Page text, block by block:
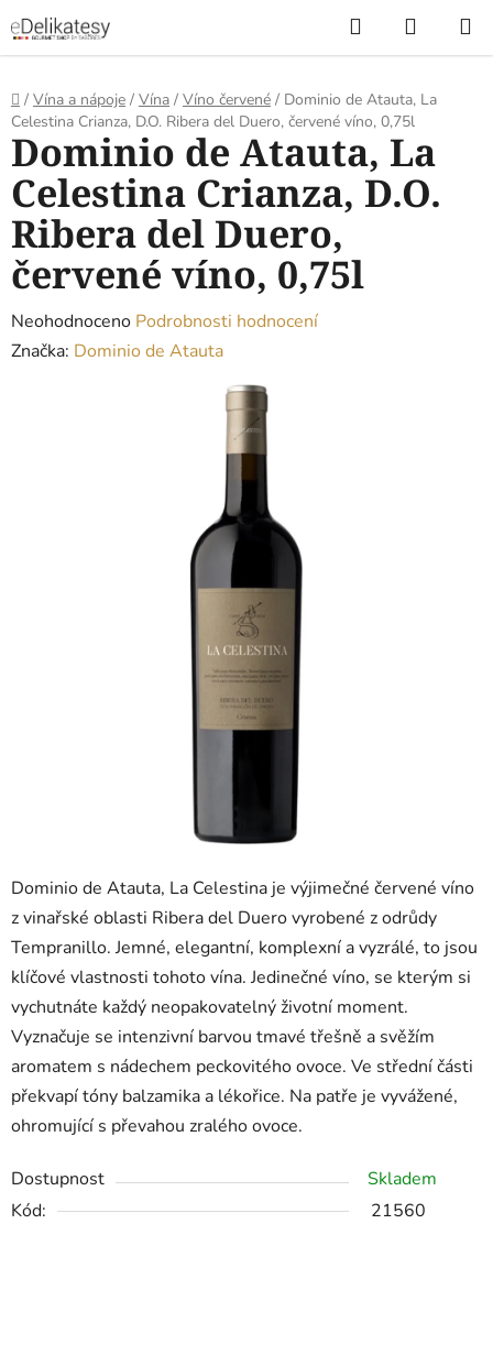
na
obsah
Hledat
KOŠÍK
Domů
/ Vína a nápoje / Vína / Víno červené / Dominio de Atauta, La
Celestina Crianza, D.O. Ribera del Duero, červené víno, 0,75l
Dominio de Atauta, La Celestina je výjimečné červené víno
z vinařské oblasti Ribera del Duero vyrobené z odrůdy
Tempranillo. Jemné, elegantní, komplexní a vyzrálé, to jsou
klíčové vlastnosti tohoto vína. Jedinečné víno, se kterým si
vychutnáte každý neopakovatelný životní moment.
Vyznačuje se intenzivní barvou tmavé třešně a svěžím
aromatem s nádechem peckovitého ovoce. Ve střední části
překvapí tóny balzamika a lékořice. Na patře je vyvážené,
ohromující s převahou zralého ovoce.
Dostupnost
Skladem
Kód:
21560
Dominio de Atauta, La
Celestina Crianza, D.O.
Ribera del Duero,
červené víno, 0,75l
Průměrné
hodnocení
Neohodnoceno Podrobnosti hodnocení
Značka: Dominio de Atauta